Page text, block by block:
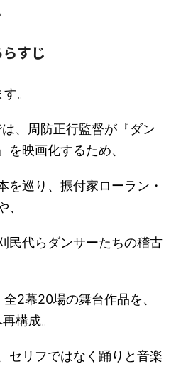
すじ
。
、周防正行監督が『ダン
を映画化するため、
を巡り、振付家ローラン・
民代らダンサーたちの稽古
2幕20場の舞台作品を、
構成。
セリフではなく踊りと音楽